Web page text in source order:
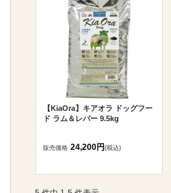
【KiaOra】キアオラ ドッグフー
ド ラム＆レバー 9.5kg
販売価格 24,200円(税込)